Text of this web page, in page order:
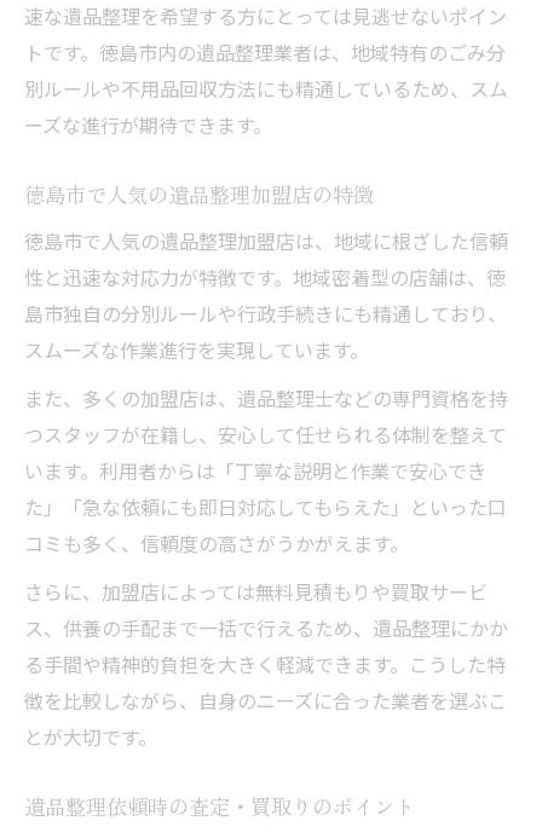
速な遺品整理を希望する方にとっては見逃せないポイン
トです。徳島市内の遺品整理業者は、地域特有のごみ分
別ルールや不用品回収方法にも精通しているため、スム
ーズな進行が期待できます。
徳島市で人気の遺品整理加盟店の特徴
徳島市で人気の遺品整理加盟店は、地域に根ざした信頼
性と迅速な対応力が特徴です。地域密着型の店舗は、徳
島市独自の分別ルールや行政手続きにも精通しており、
スムーズな作業進行を実現しています。
また、多くの加盟店は、遺品整理士などの専門資格を持
つスタッフが在籍し、安心して任せられる体制を整えて
います。利用者からは「丁寧な説明と作業で安心でき
た」「急な依頼にも即日対応してもらえた」といった口
コミも多く、信頼度の高さがうかがえます。
さらに、加盟店によっては無料見積もりや買取サービ
ス、供養の手配まで一括で行えるため、遺品整理にかか
る手間や精神的負担を大きく軽減できます。こうした特
徴を比較しながら、自身のニーズに合った業者を選ぶこ
とが大切です。
遺品整理依頼時の査定・買取りのポイント